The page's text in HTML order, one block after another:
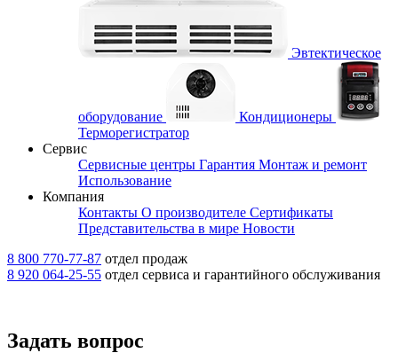
Эвтектическое
оборудование
Кондиционеры
Терморегистратор
Сервис
Сервисные центры Гарантия Монтаж и ремонт
Использование
Компания
Контакты О производителе Сертификаты
Представительства в мире Новости
8 800 770-77-87 отдел продаж
8 920 064-25-55 отдел сервиса и гарантийного обслуживания
Задать вопрос